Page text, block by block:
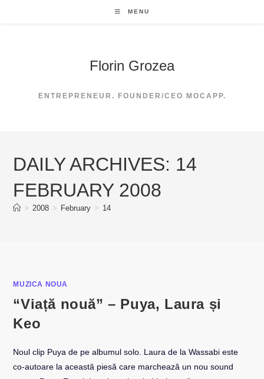
MENU
Florin Grozea
ENTREPRENEUR. FOUNDER/CEO MOCAPP.
DAILY ARCHIVES: 14
FEBRUARY 2008
> 2008 > February > 14
MUZICA NOUA
“Viață nouă” – Puya, Laura și
Keo
Noul clip Puya de pe albumul solo. Laura de la Wassabi este
co-autoare la această piesă care marchează un nou sound